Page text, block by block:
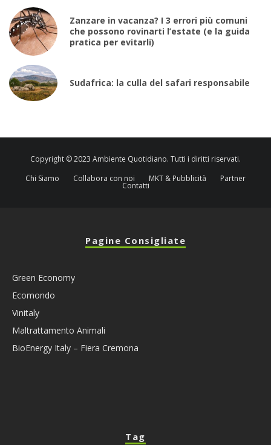
Zanzare in vacanza? I 3 errori più comuni
che possono rovinarti l’estate (e la guida
pratica per evitarli)
Sudafrica: la culla del safari responsabile
Copyright © 2023 Ambiente Quotidiano. Tutti i diritti riservati.
Chi Siamo
Collabora con noi MKT & Pubblicità Partner
Contatti
Pagine Consigliate
Green Economy
Ecomondo
Vinitaly
Maltrattamento Animali
BioEnergy Italy – Fiera Cremona
Tag